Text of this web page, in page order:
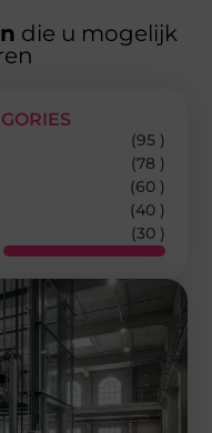
die u mogelijk
(95 )
(78 )
(60 )
(40 )
(30 )